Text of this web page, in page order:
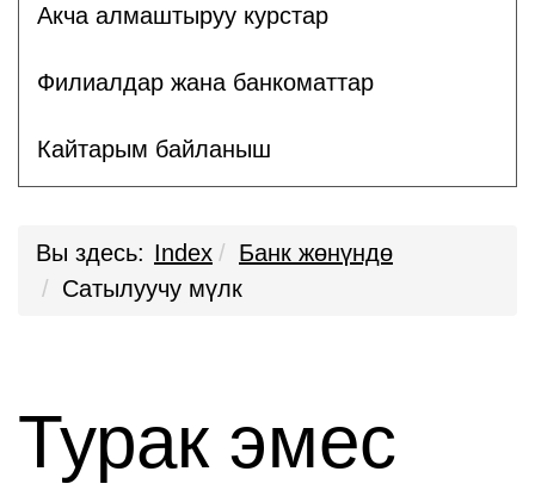
Акча алмаштыруу курстар
Филиалдар жана банкоматтар
Кайтарым байланыш
Вы здесь: Index
Банк жөнүндө
Сатылуучу мүлк
Турак эмес